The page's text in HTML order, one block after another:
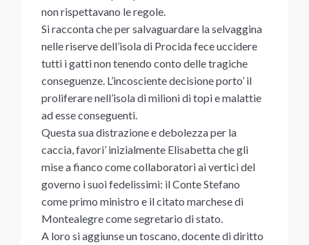
non rispettavano le regole.
Si racconta che per salvaguardare la selvaggina
nelle riserve dell’isola di Procida fece uccidere
tutti i gatti non tenendo conto delle tragiche
conseguenze. L’incosciente decisione porto’ il
proliferare nell’isola di milioni di topi e malattie
ad esse conseguenti.
Questa sua distrazione e debolezza per la
caccia, favori’ inizialmente Elisabetta che gli
mise a fianco come collaboratori ai vertici del
governo i suoi fedelissimi: il Conte Stefano
come primo ministro e il citato marchese di
Montealegre come segretario di stato.
A loro si aggiunse un toscano, docente di diritto